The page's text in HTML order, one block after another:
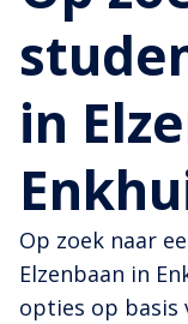
in
Op zoek naar
Elzenbaan in
opties op basis